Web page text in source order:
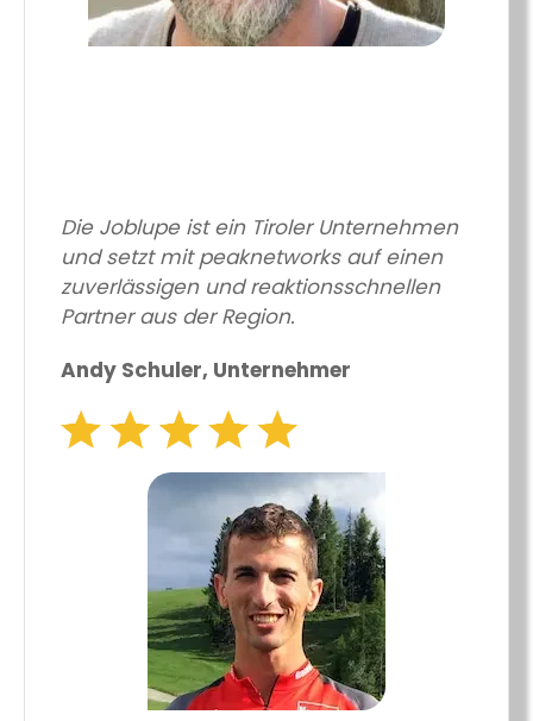
Die Joblupe ist ein Tiroler Unternehmen
und setzt mit peaknetworks auf einen
zuverlässigen und reaktionsschnellen
Partner aus der Region.
Andy Schuler, Unternehmer